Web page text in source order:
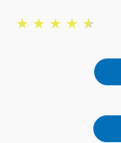
★ ★ ★ ★ ★